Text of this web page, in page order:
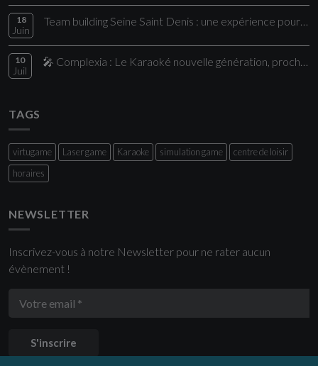
18
Juin
Team building Seine Saint Denis : une expérience pour vos collaborateurs
10
Juil
🎤 Complexia : Le Karaoké nouvelle génération, proche de Paris
TAGS
virtugame Laser game Karaoke simulation game
centre de loisir
horaires
NEWSLETTER
Inscrivez-vous à notre Newsletter pour ne rater aucun
évènement !
S'inscrire